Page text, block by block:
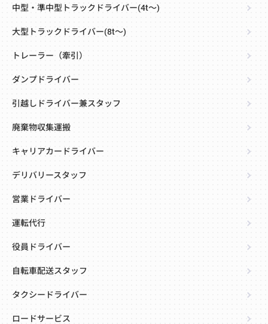
中型・準中型トラックドライバー(4t～)
大型トラックドライバー(8t～)
トレーラー（牽引）
ダンプドライバー
引越しドライバー兼スタッフ
廃棄物収集運搬
キャリアカードライバー
デリバリースタッフ
営業ドライバー
運転代行
役員ドライバー
自転車配送スタッフ
タクシードライバー
ロードサービス